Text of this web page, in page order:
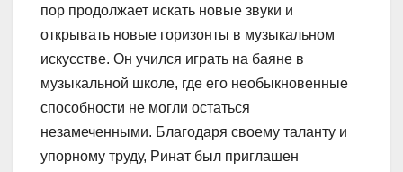
пор продолжает искать новые звуки и
открывать новые горизонты в музыкальном
искусстве. Он учился играть на баяне в
музыкальной школе, где его необыкновенные
способности не могли остаться
незамеченными. Благодаря своему таланту и
упорному труду, Ринат был приглашен